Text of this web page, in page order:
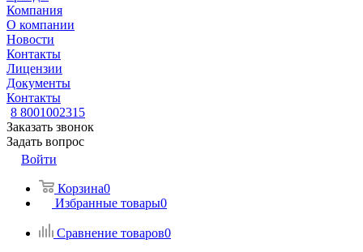
Компания
О компании
Новости
Контакты
Лицензии
Документы
Контакты
8 8001002315
Заказать звонок
Задать вопрос
Войти
Корзина0
Избранные товары0
Сравнение товаров0